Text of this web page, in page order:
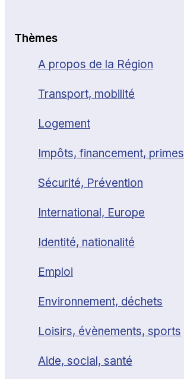
Thèmes
A propos de la Région
Transport, mobilité
Logement
Impôts, financement, primes
Sécurité, Prévention
International, Europe
Identité, nationalité
Emploi
Environnement, déchets
Loisirs, évènements, sports
Aide, social, santé